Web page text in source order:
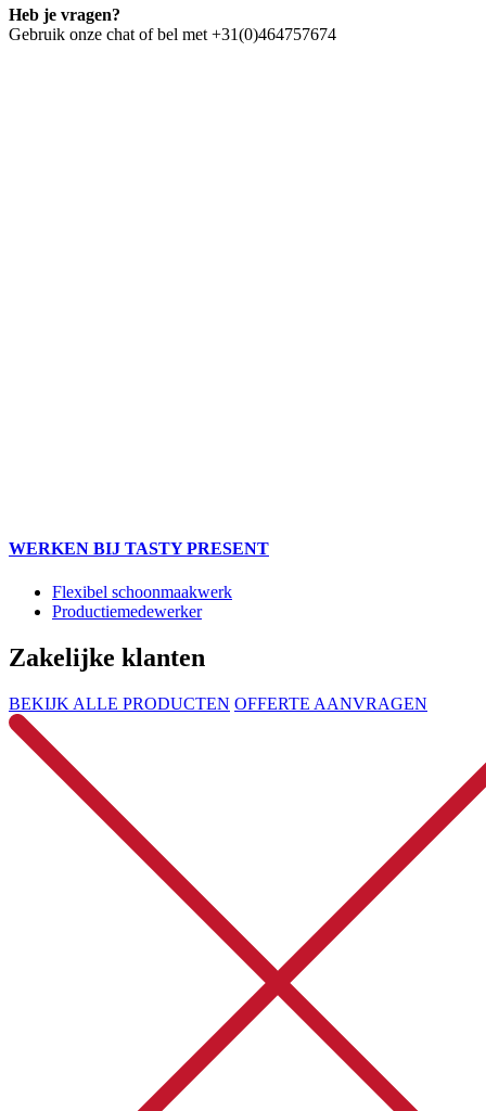
Heb je vragen?
Gebruik onze chat of bel met +31(0)464757674
WERKEN BIJ TASTY PRESENT
Flexibel schoonmaakwerk
Productiemedewerker
Zakelijke klanten
BEKIJK ALLE PRODUCTEN OFFERTE AANVRAGEN